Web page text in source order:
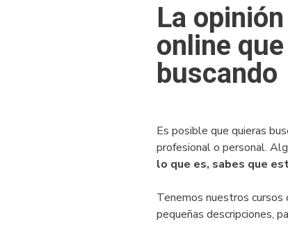
La
online
buscando
Es posible que quieras
profesional o personal.
lo que es, sabes que
Tenemos nuestros cursos
pequeñas descripciones,